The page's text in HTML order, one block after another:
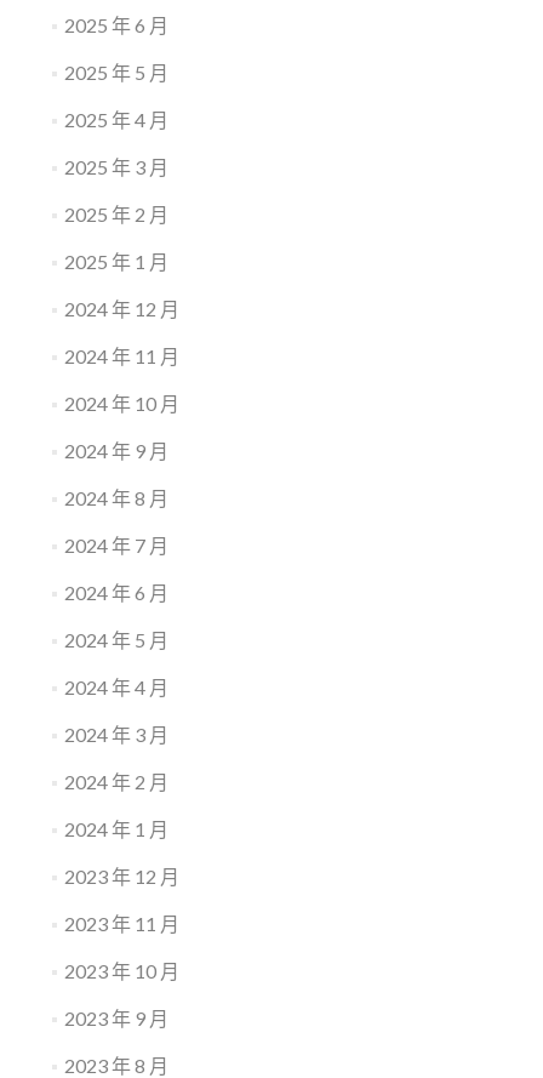
2025 年 6 月
2025 年 5 月
2025 年 4 月
2025 年 3 月
2025 年 2 月
2025 年 1 月
2024 年 12 月
2024 年 11 月
2024 年 10 月
2024 年 9 月
2024 年 8 月
2024 年 7 月
2024 年 6 月
2024 年 5 月
2024 年 4 月
2024 年 3 月
2024 年 2 月
2024 年 1 月
2023 年 12 月
2023 年 11 月
2023 年 10 月
2023 年 9 月
2023 年 8 月